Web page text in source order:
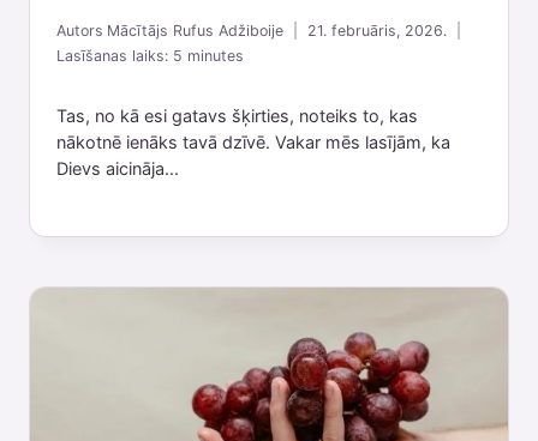
Autors Mācītājs Rufus Adžiboije
21. februāris, 2026.
Lasīšanas laiks:5 minutes
Tas, no kā esi gatavs šķirties, noteiks to, kas
nākotnē ienāks tavā dzīvē. Vakar mēs lasījām, ka
Dievs aicināja...